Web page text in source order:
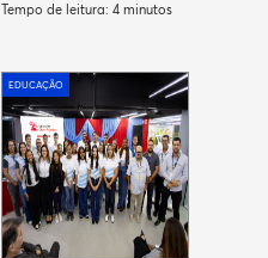
Tempo de leitura: 4 minutos
EDUCAÇÃO